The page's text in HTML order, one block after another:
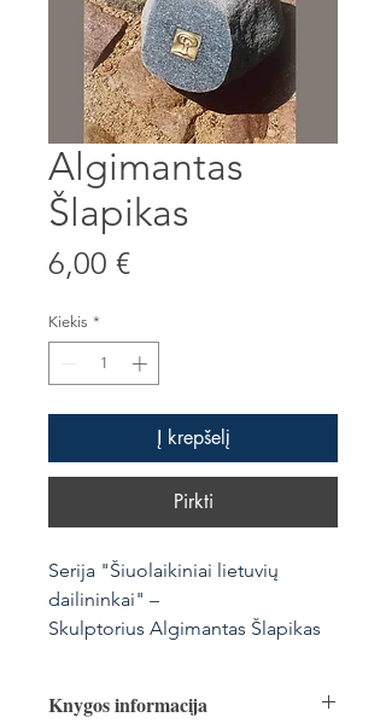
Algimantas
Šlapikas
6,00 €Price
Kiekis *
Į krepšelį
Pirkti
Serija "Šiuolaikiniai lietuvių
dailininkai" –
Skulptorius Algimantas Šlapikas
Knygos informacija